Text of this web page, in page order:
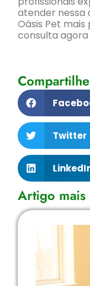
atender nessa
Oásis Pet
consulta
Compartilhe
Twitter
Artigo mais